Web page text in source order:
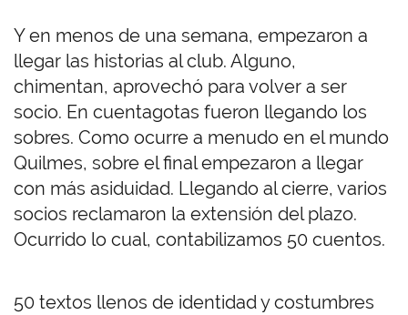
Y en menos de una semana, empezaron a
llegar las historias al club. Alguno,
chimentan, aprovechó para volver a ser
socio. En cuentagotas fueron llegando los
sobres. Como ocurre a menudo en el mundo
Quilmes, sobre el final empezaron a llegar
con más asiduidad. Llegando al cierre, varios
socios reclamaron la extensión del plazo.
Ocurrido lo cual, contabilizamos 50 cuentos.
50 textos llenos de identidad y costumbres